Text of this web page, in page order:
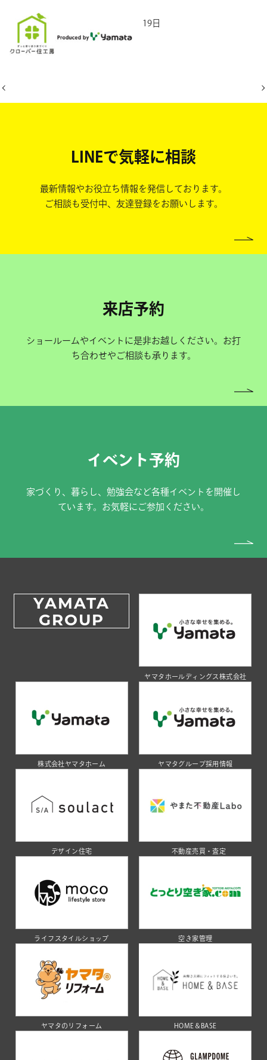
2026年5月19日
LINEで気軽に相談
最新情報やお役立ち情報を発信しております。
ご相談も受付中、友達登録をお願いします。
来店予約
ショールームやイベントに是非お越しください。お打
ち合わせやご相談も承ります。
イベント予約
家づくり、暮らし、勉強会など各種イベントを開催し
ています。お気軽にご参加ください。
YAMATA
GROUP
ヤマタホールディングス株式会社
株式会社ヤマタホーム ヤマタグループ採用情報
デザイン住宅 不動産売買・査定
ライフスタイルショップ 空き家管理
ヤマタのリフォーム HOME＆BASE